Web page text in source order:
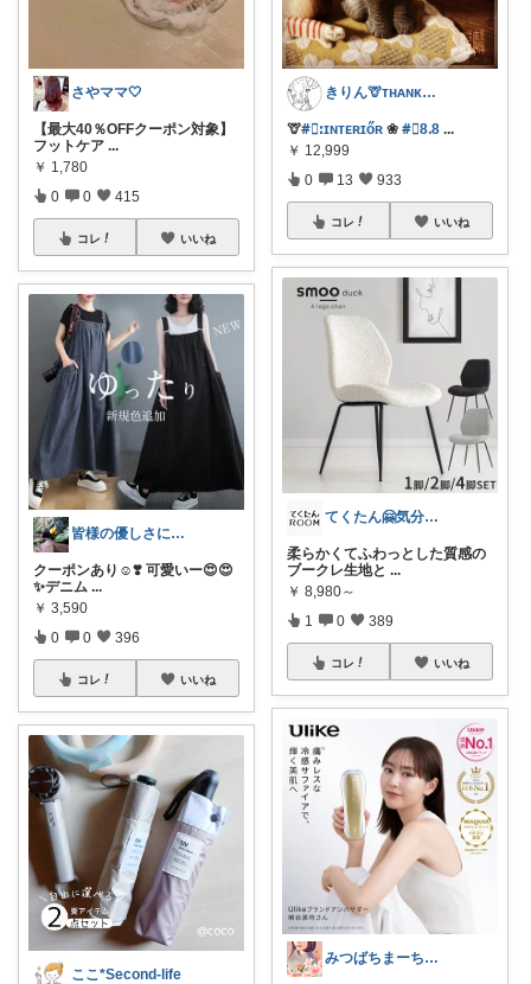
さやママ🤍
【最大40％OFFクーポン対象】
フットケア ...
￥ 1,780
0 0 415
コレ いいね
皆様の優しさに感謝です✨happyミルク
クーポンあり☺️❣️ 可愛いー😍😍
✨デニム ...
￥ 3,590
0 0 396
コレ いいね
ここ*Second-life
きりん🦒ᴛʜᴀɴᴋs ᴀʟᴡᴀʏs.
🦒#⃞ꓽɪɴᴛᴇʀɪőʀ ❀ #⃞8ᱹ8 ...
￥ 12,999
0 13 933
コレ いいね
てくたん🤗気分がアガる⤴インテリア雑貨
柔らかくてふわっとした質感の
ブークレ生地と ...
￥ 8,980～
1 0 389
コレ いいね
みつばちまーちᵀᴴᴬᴺᴷ ᵞᴼᵁ ◡̈*